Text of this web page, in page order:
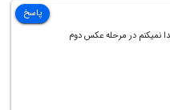
نمیکنم در مرحله عکس دوم
پاسخ